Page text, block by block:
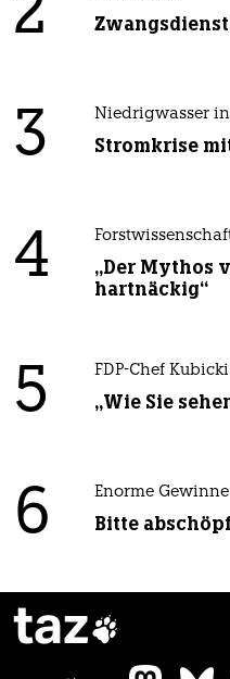
2
3 Niedrigwasser
Stromkrise
4
„Der Mythos
hartnäckig“
5 FDP-Chef
„Wie Sie
6 Enorme
Bitte
taz